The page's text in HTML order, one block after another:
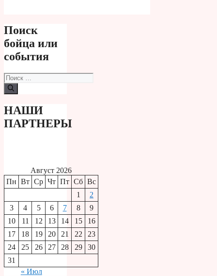
Поиск
бойца или
события
Поиск:
НАШИ
ПАРТНЕРЫ
Август 2026
Пн Вт Ср Чт Пт Сб Вс
1
2
3
4 5 6 7 8
9
10
11 12 13 14 15
16
17
18 19 20 21 22
23
24
25 26 27 28 29
30
31
« Июл